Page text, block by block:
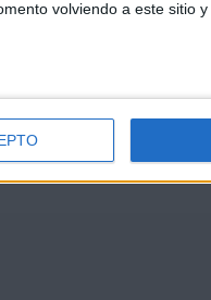
volviendo a este sitio